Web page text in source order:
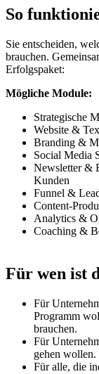
So
Sie entscheiden,
brauchen.
Erfolgspaket:
Mögliche Module:
Strategische
Website &
Branding &
Social Media
Newsletter &
Kunden
Funnel &
Content-
Analytics &
Coaching &
Für wen ist
Für
Programm
brauchen.
Für
gehen wollen.
Für alle, die